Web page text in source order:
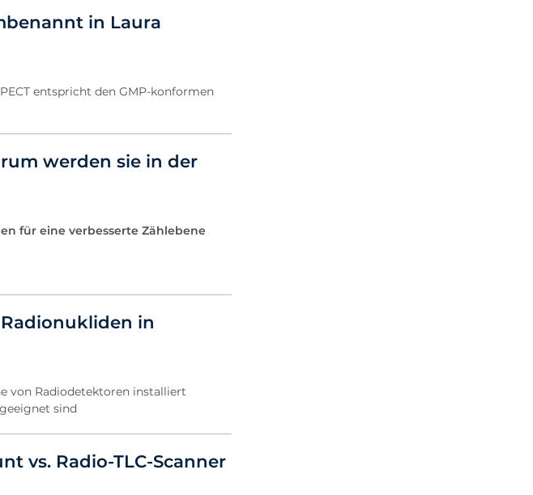
in Laura
entspricht den GMP-konformen
werden sie in der
für eine verbesserte Zählebene
in
von Radiodetektoren installiert
sind
vs. Radio-TLC-Scanner